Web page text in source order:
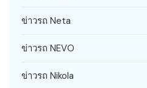
ข่าวรถ Neta
ข่าวรถ NEVO
ข่าวรถ Nikola